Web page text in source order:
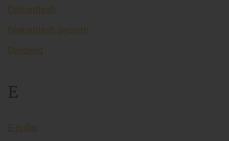
Diskontlash
Diskontlash siyosati
Dividend
E
E-pullar